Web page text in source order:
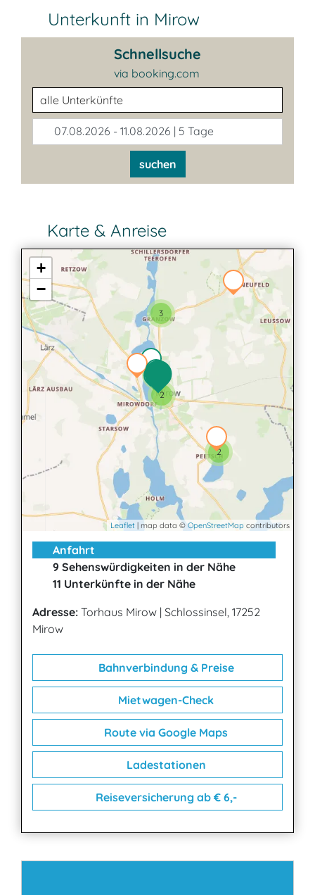
Unterkunft in Mirow
Schnellsuche
via booking.com
Unterkunftsart
07.08.2026 - 11.08.2026 | 5 Tage
suchen
Karte & Anreise
2
3
2
+
−
Leaflet | map data ©OpenStreetMap contributors
Anfahrt
9 Sehenswürdigkeiten in der Nähe
11 Unterkünfte in der Nähe
Adresse: Torhaus Mirow | Schlossinsel, 17252
Mirow
Bahnverbindung & Preise
Mietwagen-Check
Route via Google Maps
Ladestationen
Reiseversicherung ab € 6,-